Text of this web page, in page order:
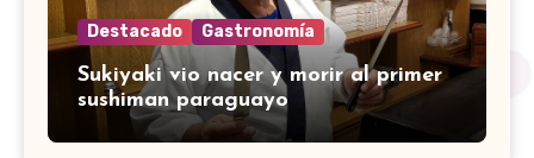
Destacado Gastronomía
Sukiyaki vio nacer y morir al primer
sushiman paraguayo